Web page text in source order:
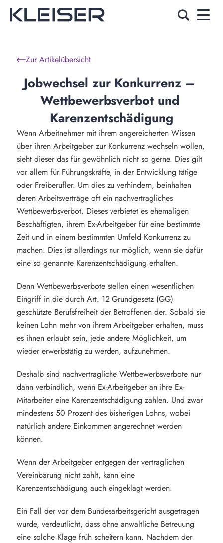
Zur Artikelübersicht
Jobwechsel zur Konkurrenz –
Wettbewerbsverbot und
Karenzentschädigung
Wenn Arbeitnehmer mit ihrem angereicherten Wissen
über ihren Arbeitgeber zur Konkurrenz wechseln wollen,
sieht dieser das für gewöhnlich nicht so gerne. Dies gilt
vor allem für Führungskräfte, in der Entwicklung tätige
oder Freiberufler. Um dies zu verhindern, beinhalten
deren Arbeitsverträge oft ein nachvertragliches
Wettbewerbsverbot. Dieses verbietet es ehemaligen
Beschäftigten, ihrem Ex-Arbeitgeber für eine bestimmte
Zeit und in einem bestimmten Umfeld Konkurrenz zu
machen. Dies ist allerdings nur möglich, wenn sie dafür
eine so genannte Karenzentschädigung erhalten.
Denn Wettbewerbsverbote stellen einen wesentlichen
Eingriff in die durch Art. 12 Grundgesetz (GG)
geschützte Berufsfreiheit der Betroffenen der. Sobald sie
keinen Lohn mehr von ihrem Arbeitgeber erhalten, muss
es ihnen erlaubt sein, jede andere Möglichkeit, um
wieder erwerbstätig zu werden, aufzunehmen.
Deshalb sind nachvertragliche Wettbewerbsverbote nur
dann verbindlich, wenn Ex-Arbeitgeber an ihre Ex-
Mitarbeiter eine Karenzentschädigung zahlen. Und zwar
mindestens 50 Prozent des bisherigen Lohns, wobei
natürlich andere Einkommen angerechnet werden
können.
Wenn der Arbeitgeber entgegen der vertraglichen
Vereinbarung nicht zahlt, kann eine
Karenzentschädigung auch eingeklagt werden.
Ein Fall der vor dem Bundesarbeitsgericht ausgetragen
wurde, verdeutlicht, dass ohne anwaltliche Betreuung
eine solche Klage früh scheitern kann. Nachdem der